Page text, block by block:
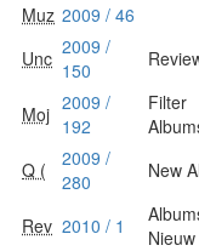
Muz 2009 / 46
Unc 2009 /
150
Moj 2009 /
192
Filter
Q (
2009 /
280
New
Rev 2010 / 1
Nieuw